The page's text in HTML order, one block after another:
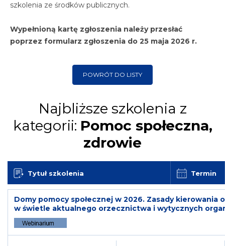
szkolenia ze środków publicznych.
Wypełnioną kartę zgłoszenia należy przesłać
poprzez formularz zgłoszenia do 25 maja 2026 r.
POWRÓT DO LISTY
Najbliższe szkolenia z
kategorii: Pomoc społeczna,
zdrowie
Tytuł szkolenia Termin
Domy pomocy społecznej w 2026. Zasady kierowania
w świetle aktualnego orzecznictwa i wytycznych